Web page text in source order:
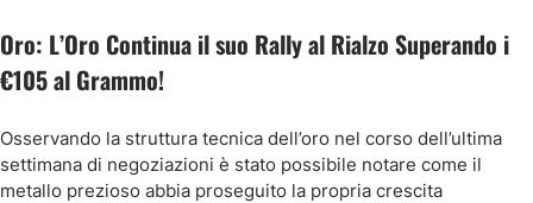
Oro: L’Oro Continua il suo Rally al Rialzo Superando i
€105 al Grammo!
Osservando la struttura tecnica dell’oro nel corso dell’ultima
settimana di negoziazioni è stato possibile notare come il
metallo prezioso abbia proseguito la propria crescita